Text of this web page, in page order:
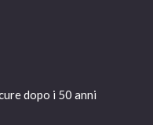
dopo i 50 anni